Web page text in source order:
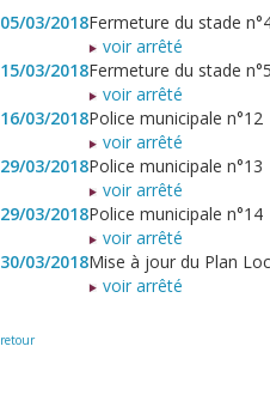
05/03/2018Fermeture du stade
voir arrêté
15/03/2018Fermeture du stade n°5
voir arrêté
16/03/2018Police municipale n°12
voir arrêté
29/03/2018Police municipale n°13
voir arrêté
29/03/2018Police municipale n°14
voir arrêté
30/03/2018Mise à jour du Plan
voir arrêté
retour